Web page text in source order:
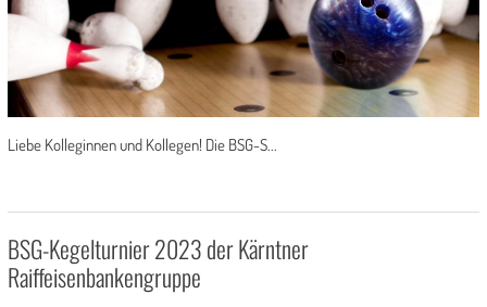
Liebe Kolleginnen und Kollegen! Die BSG-S...
BSG-Kegelturnier 2023 der Kärntner
Raiffeisenbankengruppe